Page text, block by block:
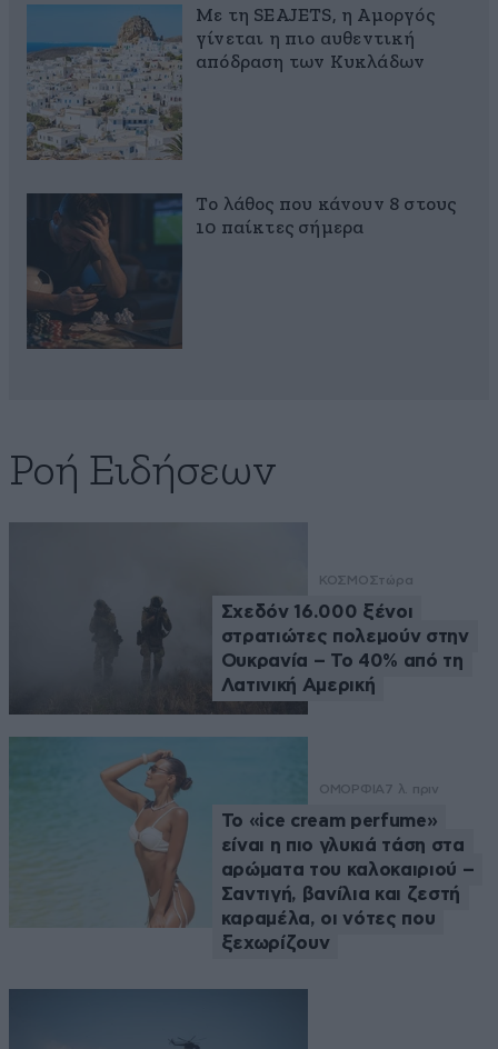
Με τη SEAJETS, η Αμοργός
γίνεται η πιο αυθεντική
απόδραση των Κυκλάδων
Το λάθος που κάνουν 8 στους
10 παίκτες σήμερα
Ροή Ειδήσεων
ΚΟΣΜΟΣτώρα
Σχεδόν 16.000 ξένοι
στρατιώτες πολεμούν στην
Ουκρανία – Το 40% από τη
Λατινική Αμερική
ΟΜΟΡΦΙΑ7 λ. πριν
Το «ice cream perfume»
είναι η πιο γλυκιά τάση στα
αρώματα του καλοκαιριού –
Σαντιγή, βανίλια και ζεστή
καραμέλα, οι νότες που
ξεχωρίζουν